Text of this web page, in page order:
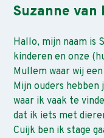
Suzanne van
Hallo, mijn naam is
kinderen en onze
Mullem waar wij
Mijn ouders hebben
waar ik vaak te
dat ik iets met
Cuijk ben ik stage